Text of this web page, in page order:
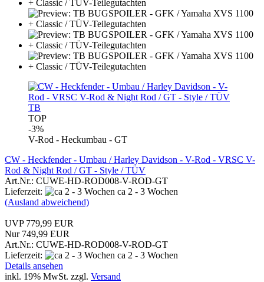
TB
TOP
-3%
V-Rod - Heckumbau - GT
CW - Heckfender - Umbau / Harley Davidson - V-Rod - VRSC V-
Rod & Night Rod / GT - Style / TÜV
Art.Nr.: CUWE-HD-ROD008-V-ROD-GT
Lieferzeit:
ca 2 - 3 Wochen
(Ausland abweichend)
UVP 779,99 EUR
Nur 749,99 EUR
Art.Nr.: CUWE-HD-ROD008-V-ROD-GT
Lieferzeit:
ca 2 - 3 Wochen
Details ansehen
inkl. 19% MwSt. zzgl. Versand